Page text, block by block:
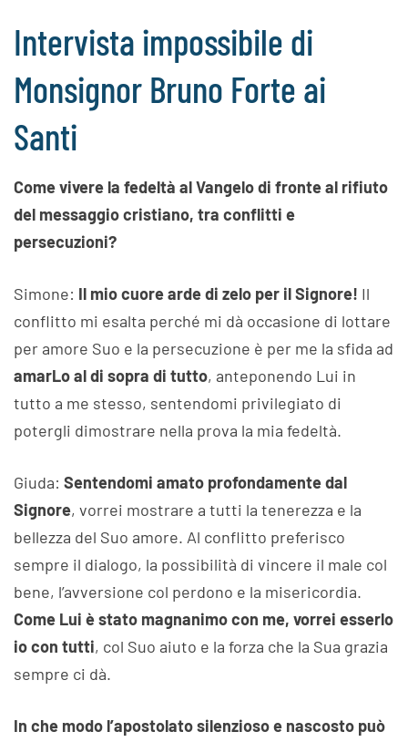
Intervista impossibile di
Monsignor Bruno Forte ai
Santi
Come vivere la fedeltà al Vangelo di fronte al rifiuto
del messaggio cristiano, tra conflitti e
persecuzioni?
Simone: Il mio cuore arde di zelo per il Signore! Il
conflitto mi esalta perché mi dà occasione di lottare
per amore Suo e la persecuzione è per me la sfida ad
amarLo al di sopra di tutto, anteponendo Lui in
tutto a me stesso, sentendomi privilegiato di
potergli dimostrare nella prova la mia fedeltà.
Giuda: Sentendomi amato profondamente dal
Signore, vorrei mostrare a tutti la tenerezza e la
bellezza del Suo amore. Al conflitto preferisco
sempre il dialogo, la possibilità di vincere il male col
bene, l’avversione col perdono e la misericordia.
Come Lui è stato magnanimo con me, vorrei esserlo
io con tutti, col Suo aiuto e la forza che la Sua grazia
sempre ci dà.
In che modo l’apostolato silenzioso e nascosto può